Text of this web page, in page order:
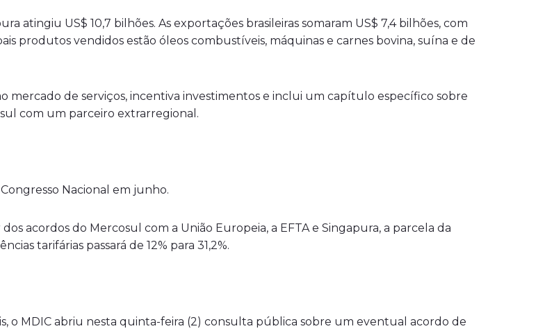
atingiu US$ 10,7 bilhões. As exportações brasileiras somaram US$ 7,4 bilhões, com
produtos vendidos estão óleos combustíveis, máquinas e carnes bovina, suína e de
mercado de serviços, incentiva investimentos e inclui um capítulo específico sobre
com um parceiro extrarregional.
Nacional em junho.
acordos do Mercosul com a União Europeia, a EFTA e Singapura, a parcela da
tarifárias passará de 12% para 31,2%.
o MDIC abriu nesta quinta-feira (2) consulta pública sobre um eventual acordo de